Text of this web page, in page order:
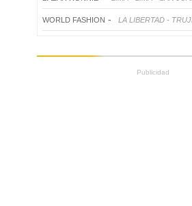
WORLD FASHION - LA LIBERTAD -
Publicidad